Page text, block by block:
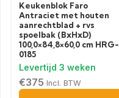
Keukenblok Faro
Antraciet met houten
aanrechtblad + rvs
spoelbak (BxHxD)
100,0×84,8×60,0 cm HRG-
0185
€375 Incl. BTW